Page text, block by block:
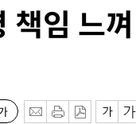
임 느껴